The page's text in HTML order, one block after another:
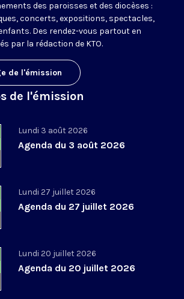
des paroisses et des diocèses :
concerts, expositions, spectacles,
Des rendez-vous partout en
par la rédaction de KTO.
de l'émission
de l'émission
Lundi 3 août 2026
Agenda du 3 août 2026
Lundi 27 juillet 2026
Agenda du 27 juillet 2026
Lundi 20 juillet 2026
Agenda du 20 juillet 2026